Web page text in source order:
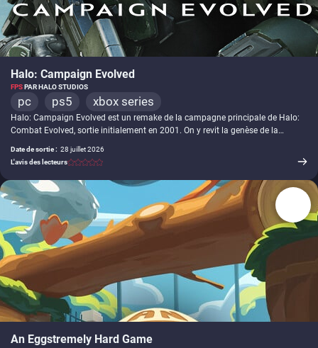
Halo: Campaign Evolved
FPSPAR HALO STUDIOS
pc ps5 xbox series
Halo: Campaign Evolved est un remake de la campagne principale de Halo:
Combat Evolved, sortie initialement en 2001. On y revit la genèse de la
première fois sur PlayStation. Cette nouvelle version propose des graphismes
modernisés, des contrôles optimisés, de la coopération en local en écran
partagé à deux mais aussi en ligne jusqu'à quatre joueurs/joueuses, et le
cross-play sur consoles et PC. De nouvelles missions, des armes
supplémentaires, une narration enrichie et bien d'autres ajouts et peaufinages
sont également de la partie.
Date de sortie : 28 juillet 2026
L'avis des lecteurs
-
An Eggstremely Hard Game